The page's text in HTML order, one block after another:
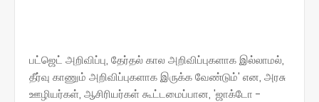
பட்ஜெட் அறிவிப்பு, தேர்தல் கால அறிவிப்புகளாக இல்லாமல்,
தீர்வு காணும் அறிவிப்புகளாக இருக்க வேண்டும்' என, அரசு
ஊழியர்கள், ஆசிரியர்கள் கூட்டமைப்பான, 'ஜாக்டோ -